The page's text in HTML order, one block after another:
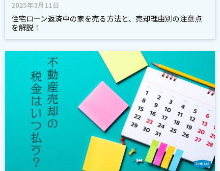
2025年3月11日
住宅ローン返済中の家を売る方法と、売却理由別の注意点
を解説！